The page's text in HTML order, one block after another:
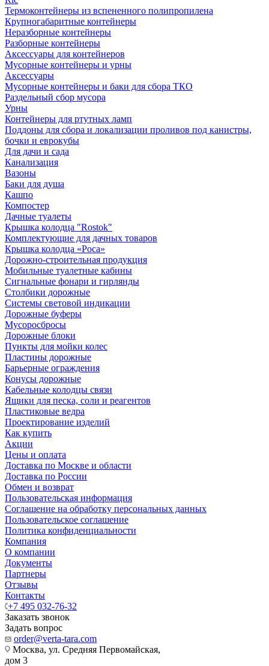
Термоконтейнеры из вспененного полипропилена
Крупногабаритные контейнеры
Неразборные контейнеры
Разборные контейнеры
Аксессуары для контейнеров
Мусорные контейнеры и урны
Аксессуары
Мусорные контейнеры и баки для сбора ТКО
Раздельный сбор мусора
Урны
Контейнеры для ртутных ламп
Поддоны для сбора и локализации проливов под канистры,
бочки и еврокубы
Для дачи и сада
Канализация
Вазоны
Баки для душа
Кашпо
Компостер
Дачные туалеты
Крышка колодца "Rostok"
Комплектующие для дачных товаров
Крышка колодца «Роса»
Дорожно-строительная продукция
Мобильные туалетные кабины
Сигнальные фонари и гирлянды
Столбики дорожные
Системы световой индикации
Дорожные буферы
Мусоросбросы
Дорожные блоки
Пункты для мойки колес
Пластины дорожные
Барьерные ограждения
Конусы дорожные
Кабельные колодцы связи
Ящики для песка, соли и реагентов
Пластиковые ведра
Проектирование изделий
Как купить
Акции
Цены и оплата
Доставка по Москве и области
Доставка по России
Обмен и возврат
Пользовательская информация
Соглашение на обработку персональных данных
Пользовательское соглашение
Политика конфиденциальности
Компания
О компании
Документы
Партнеры
Отзывы
Контакты
+7 495 032-76-32
Заказать звонок
Задать вопрос
order@verta-tara.com
Москва, ул. Средняя Первомайская,
дом 3